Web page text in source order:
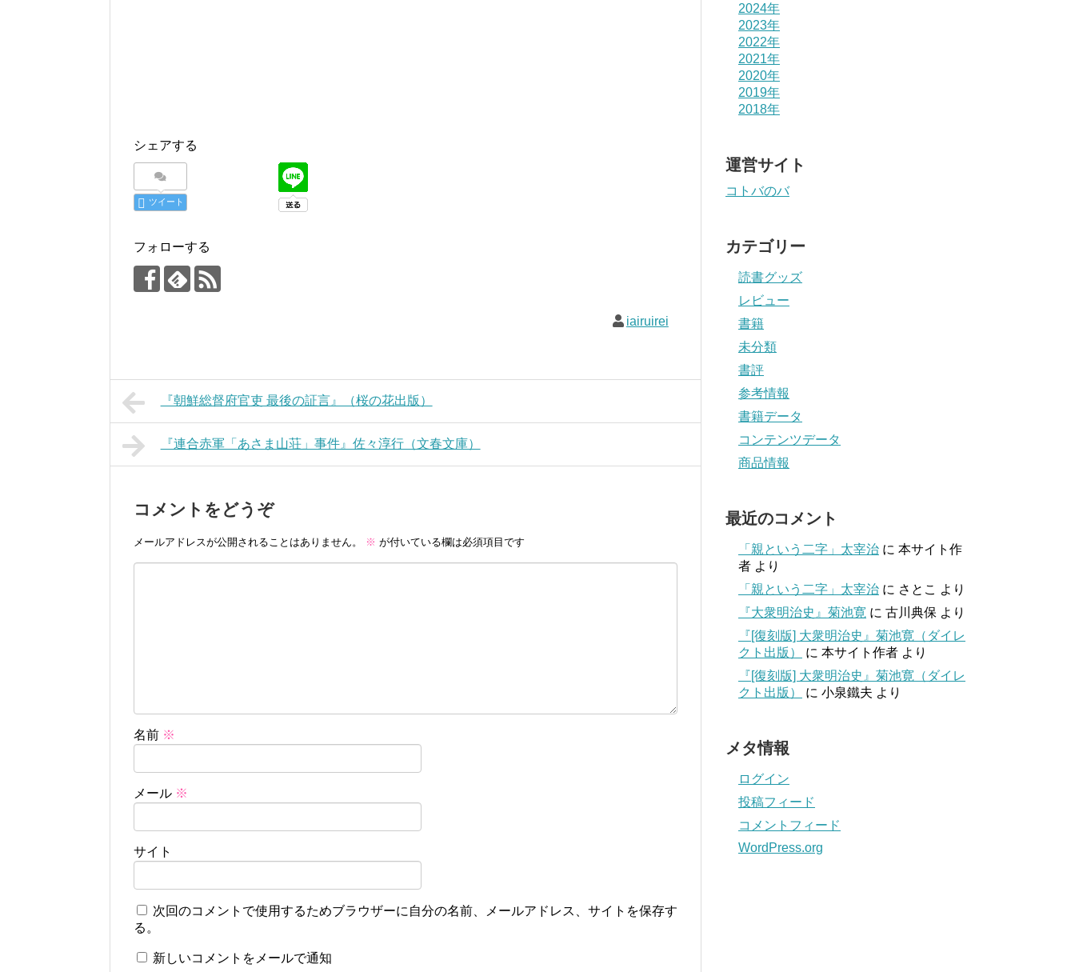
シェアする
ツイート
フォローする
iairuirei
『朝鮮総督府官吏 最後の証言』（桜の花出版）
『連合赤軍「あさま山荘」事件』佐々淳行（文春文庫）
コメントをどうぞ
メールアドレスが公開されることはありません。 ※ が付いている欄は必須項目です
名前 ※
メール ※
サイト
次回のコメントで使用するためブラウザーに自分の名前、メールアドレス、サイトを保存す
る。
新しいコメントをメールで通知
2024年
2023年
2022年
2021年
2020年
2019年
2018年
運営サイト
コトバのバ
カテゴリー
読書グッズ
レビュー
書籍
未分類
書評
参考情報
書籍データ
コンテンツデータ
商品情報
最近のコメント
「親という二字」太宰治 に 本サイト作
者 より
「親という二字」太宰治 に さとこ より
『大衆明治史』菊池寛 に 古川典保 より
『[復刻版] 大衆明治史』菊池寛（ダイレ
クト出版）
に 本サイト作者 より
『[復刻版] 大衆明治史』菊池寛（ダイレ
クト出版）
に 小泉鐵夫 より
メタ情報
ログイン
投稿フィード
コメントフィード
WordPress.org